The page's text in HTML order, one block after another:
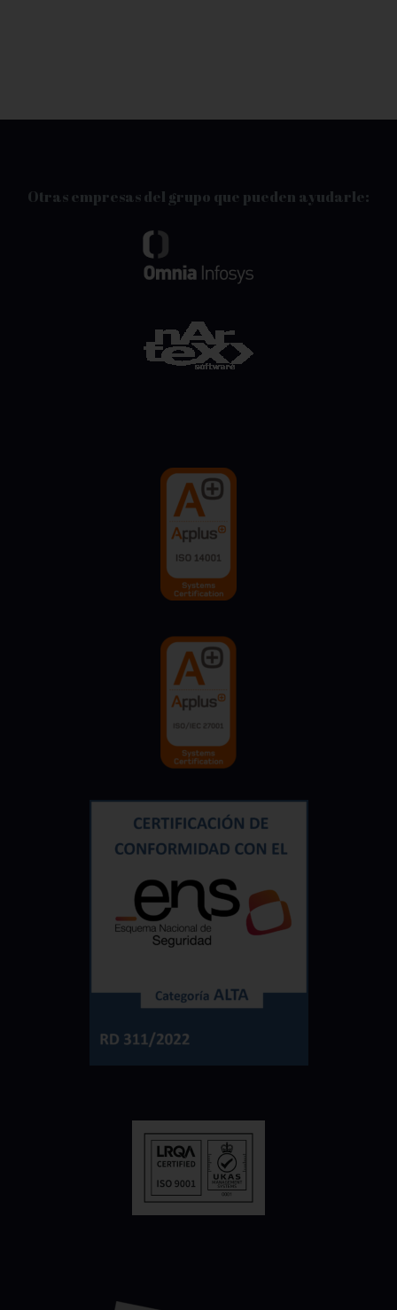
Otras empresas del grupo que pueden ayudarle: